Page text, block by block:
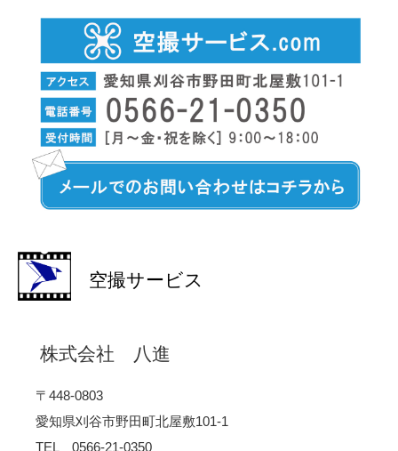
空撮サービス
株式会社 八進
〒448-0803
愛知県刈谷市野田町北屋敷101-1
TEL 0566-21-0350